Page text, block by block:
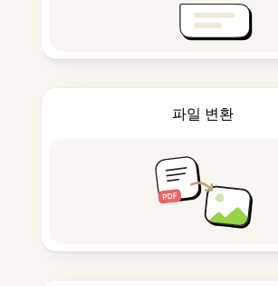
파일 변환